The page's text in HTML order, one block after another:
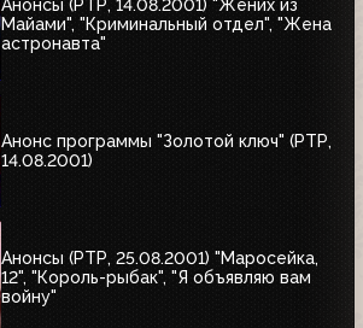
Анонсы (РТР, 14.08.2001) "Жених из
Майами", "Криминальный отдел", "Жена
астронавта"
Анонс программы "Золотой ключ" (РТР,
14.08.2001)
Анонсы (РТР, 25.08.2001) "Маросейка,
12", "Король-рыбак", "Я объявляю вам
войну"